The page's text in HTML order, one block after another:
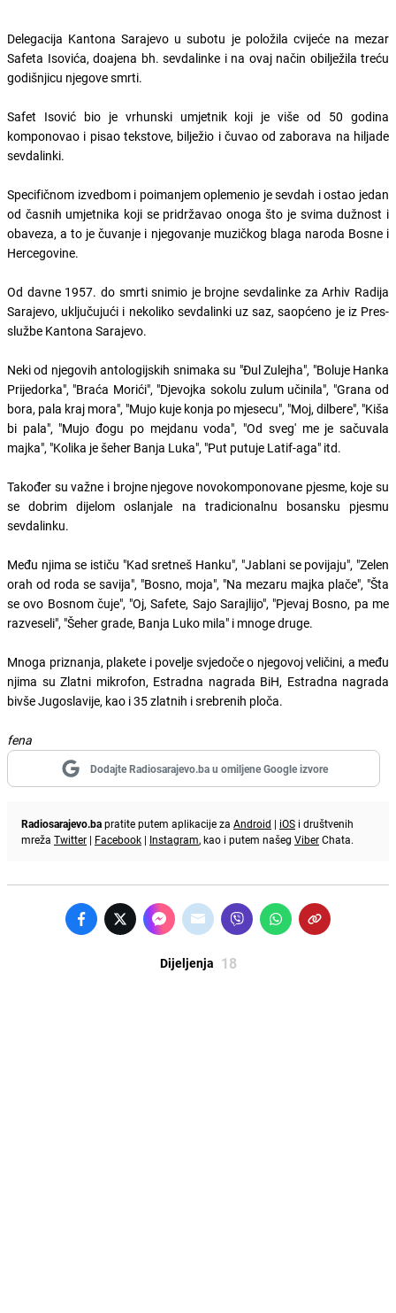
Delegacija Kantona Sarajevo u subotu je položila cvijeće na mezar
Safeta Isovića, doajena bh. sevdalinke i na ovaj način obilježila treću
godišnjicu njegove smrti.
Safet Isović bio je vrhunski umjetnik koji je više od 50 godina
komponovao i pisao tekstove, bilježio i čuvao od zaborava na hiljade
sevdalinki.
Specifičnom izvedbom i poimanjem oplemenio je sevdah i ostao jedan
od časnih umjetnika koji se pridržavao onoga što je svima dužnost i
obaveza, a to je čuvanje i njegovanje muzičkog blaga naroda Bosne i
Hercegovine.
Od davne 1957. do smrti snimio je brojne sevdalinke za Arhiv Radija
Sarajevo, uključujući i nekoliko sevdalinki uz saz, saopćeno je iz Pres-
službe Kantona Sarajevo.
Neki od njegovih antologijskih snimaka su "Đul Zulejha", "Boluje Hanka
Prijedorka", "Braća Morići", "Djevojka sokolu zulum učinila", "Grana od
bora, pala kraj mora", "Mujo kuje konja po mjesecu", "Moj, dilbere", "Kiša
bi pala", "Mujo đogu po mejdanu voda", "Od sveg' me je sačuvala
majka", "Kolika je šeher Banja Luka", "Put putuje Latif-aga" itd.
Također su važne i brojne njegove novokomponovane pjesme, koje su
se dobrim dijelom oslanjale na tradicionalnu bosansku pjesmu
sevdalinku.
Među njima se ističu "Kad sretneš Hanku", "Jablani se povijaju", "Zelen
orah od roda se savija", "Bosno, moja", "Na mezaru majka plače", "Šta
se ovo Bosnom čuje", "Oj, Safete, Sajo Sarajlijo", "Pjevaj Bosno, pa me
razveseli", "Šeher grade, Banja Luko mila" i mnoge druge.
Mnoga priznanja, plakete i povelje svjedoče o njegovoj veličini, a među
njima su Zlatni mikrofon, Estradna nagrada BiH, Estradna nagrada
bivše Jugoslavije, kao i 35 zlatnih i srebrenih ploča.
fena
Dodajte Radiosarajevo.ba u omiljene Google izvore
Radiosarajevo.bapratite putem aplikacije za Android | iOS i društvenih
mreža Twitter | Facebook | Instagram, kao i putem našeg ViberChata.
Dijeljenja 18